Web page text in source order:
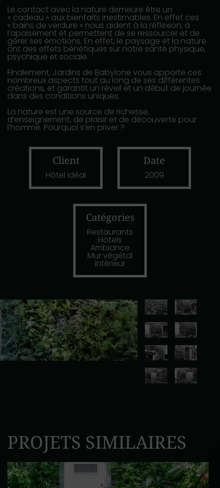
Le contact avec la nature demeure être un
« cadeau » aux bienfaits inestimables. En effet ces
« bains de verdure » nous aident à la réflexion, à
l’apaisement et permettent de se ressourcer et de
gérer ses émotions. En effet, le paysage et la nature
ont des effets bénéfiques sur notre santé physique,
psychique et sociale.
Finalement, Jardins de Babylone vous apporte ces
nombreux aspects tout au long de ses différentes
créations, et garantit un réveil et un début de journée
dans des conditions uniques.
La nature est une source de richesse,
d’enseignement, de plaisir et de découverte pour
l’homme. Pourquoi s’en priver ?
Client
Hôtel Idéal
Date
2009
Catégories
Restaurants
Hôtels
Ambiance
Mur végétal
intérieur
PROJETS SIMILAIRES